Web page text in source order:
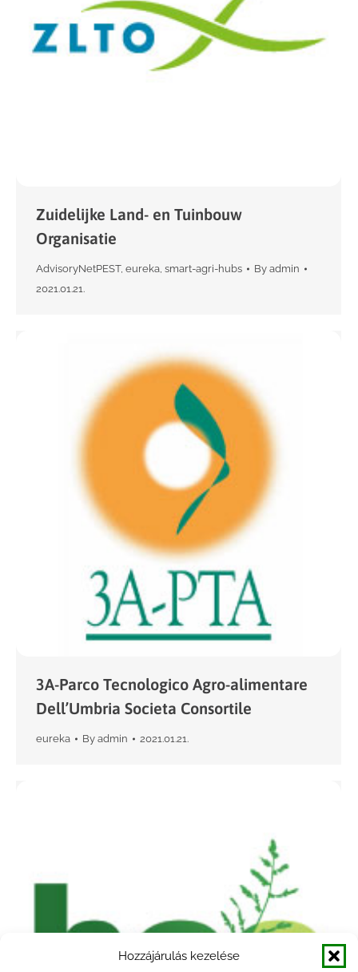
Hozzájárulás kezelése
Zuidelijke Land- en Tuinbouw
Organisatie
AdvisoryNetPEST, eureka, smart-agri-hubs By admin
2021.01.21.
3A-Parco Tecnologico Agro-alimentare
Dell’Umbria Societa Consortile
eureka By admin 2021.01.21.